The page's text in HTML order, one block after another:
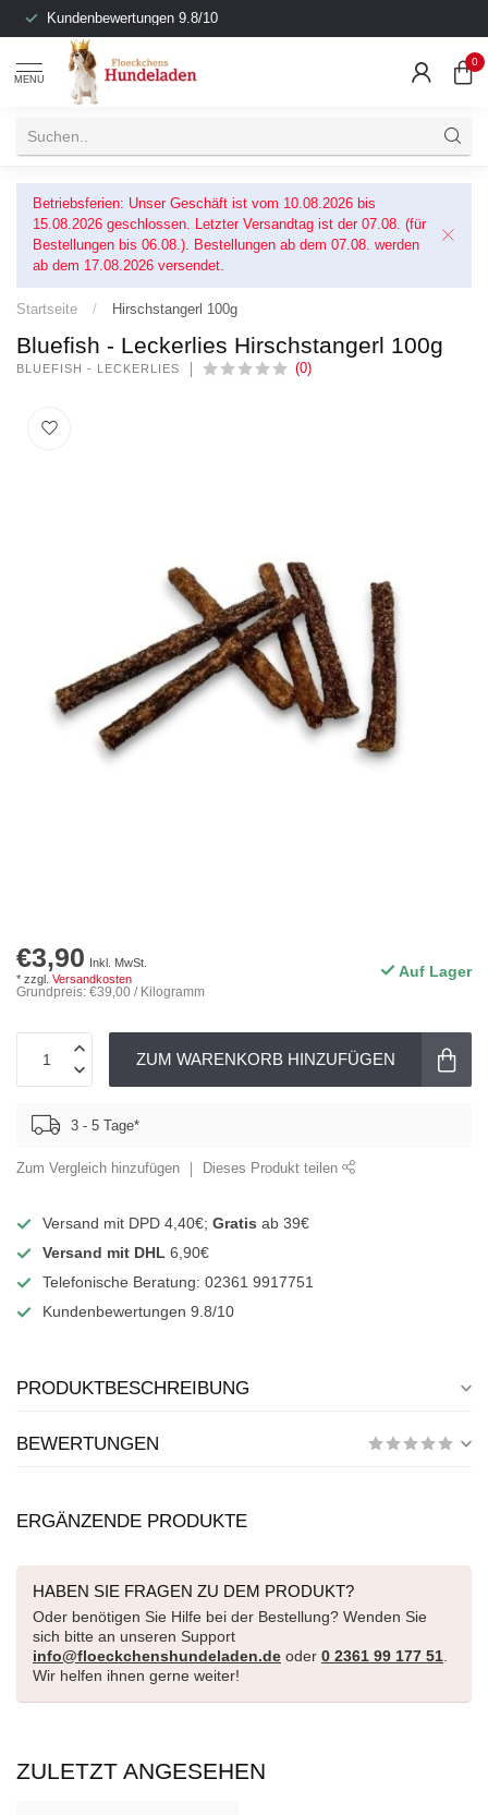
Kundenbewertungen 9.8/10
MENU
0
Betriebsferien: Unser Geschäft ist vom 10.08.2026 bis
15.08.2026 geschlossen. Letzter Versandtag ist der 07.08. (für
Bestellungen bis 06.08.). Bestellungen ab dem 07.08. werden
ab dem 17.08.2026 versendet.
Startseite / Hirschstangerl 100g
Bluefish - Leckerlies Hirschstangerl 100g
BLUEFISH - LECKERLIES (0)
€3,90
Inkl. MwSt.
* zzgl. Versandkosten
Grundpreis: €39,00 / Kilogramm
Auf Lager
ZUM WARENKORB HINZUFÜGEN
3 - 5 Tage*
Zum Vergleich hinzufügen Dieses Produkt teilen
Versand mit DPD 4,40€; Gratis ab 39€
Versand mit DHL 6,90€
Telefonische Beratung: 02361 9917751
Kundenbewertungen 9.8/10
PRODUKTBESCHREIBUNG
BEWERTUNGEN
ERGÄNZENDE PRODUKTE
HABEN SIE FRAGEN ZU DEM PRODUKT?
Oder benötigen Sie Hilfe bei der Bestellung? Wenden Sie
sich bitte an unseren Support
info@floeckchenshundeladen.de oder 0 2361 99 177 51.
Wir helfen ihnen gerne weiter!
ZULETZT ANGESEHEN